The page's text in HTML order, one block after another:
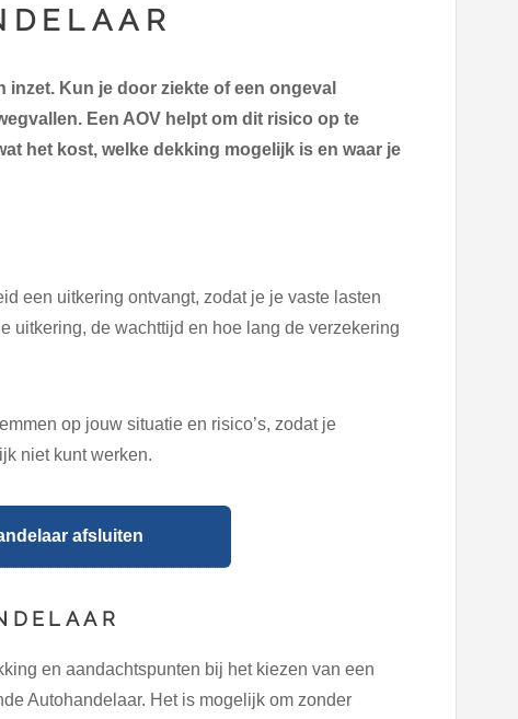
Kun je door ziekte of een ongeval
Een AOV helpt om dit risico op te
het kost, welke dekking mogelijk is en waar je
een uitkering ontvangt, zodat je je vaste lasten
uitkering, de wachttijd en hoe lang de verzekering
op jouw situatie en risico’s, zodat je
niet kunt werken.
afsluiten
en aandachtspunten bij het kiezen van een
Autohandelaar. Het is mogelijk om zonder